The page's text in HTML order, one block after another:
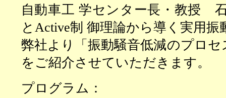
自動車工 学センター長・教授
と Active制 御理論から導く実用
弊社より「振動騒音低減のプロ
をご紹介させていただきます。
プログラム：